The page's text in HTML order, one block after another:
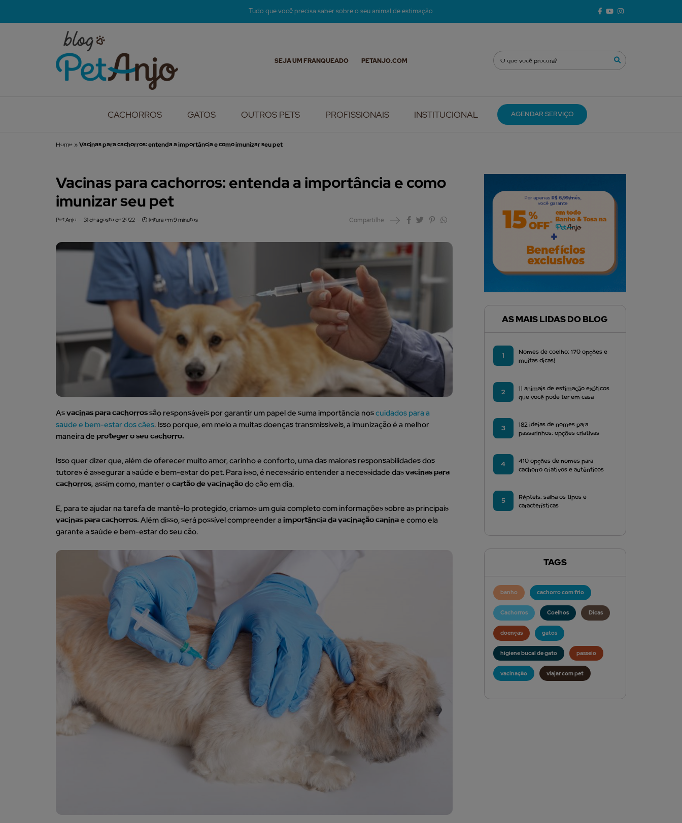
Tudo que você precisa saber sobre o seu animal de estimação
SEJA UM FRANQUEADO PETANJO.COM
CACHORROS GATOS OUTROS PETS PROFISSIONAIS INSTITUCIONAL AGENDAR SERVIÇO
Home »Vacinas para cachorros: entenda a importância e como imunizar seu pet
Vacinas para cachorros: entenda a importância e como
imunizar seu pet
Pet Anjo 31 de agosto de 2022 leitura em 9 minutos Compartilhe
Asvacinas para cachorrossão responsáveis por garantir um papel de suma importância noscuidados para a
saúde e bem-estar dos cães. Isso porque, em meio a muitas doenças transmissíveis, a imunização é a melhor
maneira deproteger o seu cachorro.
Isso quer dizer que, além de oferecer muito amor, carinho e conforto, uma das maiores responsabilidades dos
tutores é assegurar a saúde e bem-estar do pet. Para isso, é necessário entender a necessidade dasvacinas para
cachorros,assim como, manter ocartão de vacinaçãodo cão em dia.
E, para te ajudar na tarefa de mantê-lo protegido, criamos um guia completo com informações sobre as principais
vacinas para cachorros.Além disso, será possível compreender a importância da vacinação caninae como ela
garante a saúde e bem-estar do seu cão.
AS MAIS LIDAS DO BLOG
1
Nomes de coelho: 170 opções e
muitas dicas!
2
11 animais de estimação exóticos
que você pode ter em casa
3
182 ideias de nomes para
passarinhos: opções criativas
4
410 opções de nomes para
cachorro criativos e autênticos
5
Répteis: saiba os tipos e
características
TAGS
banho cachorro com frio
Cachorros Coelhos Dicas
doenças gatos
higiene bucal de gato passeio
vacinação viajar com pet